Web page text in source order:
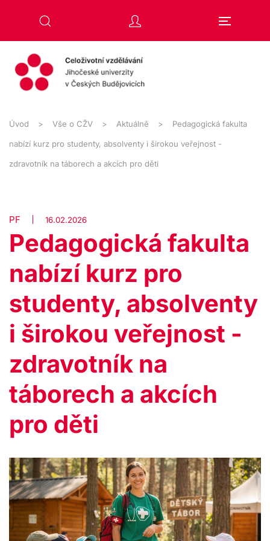
Úvod Vše o CŽV Aktuálně Pedagogická fakulta
nabízí kurz pro studenty, absolventy i širokou veřejnost -
zdravotník na táborech a akcích pro děti
PF 16.02.2026
Pedagogická fakulta
nabízí kurz pro
studenty, absolventy
i širokou veřejnost -
zdravotník na
táborech a akcích
pro děti